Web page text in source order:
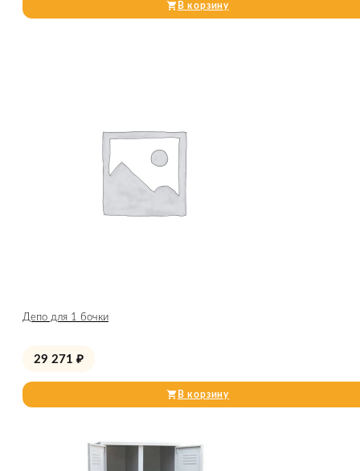
В корзину
Депо для 1 бочки
29 271 ₽
В корзину